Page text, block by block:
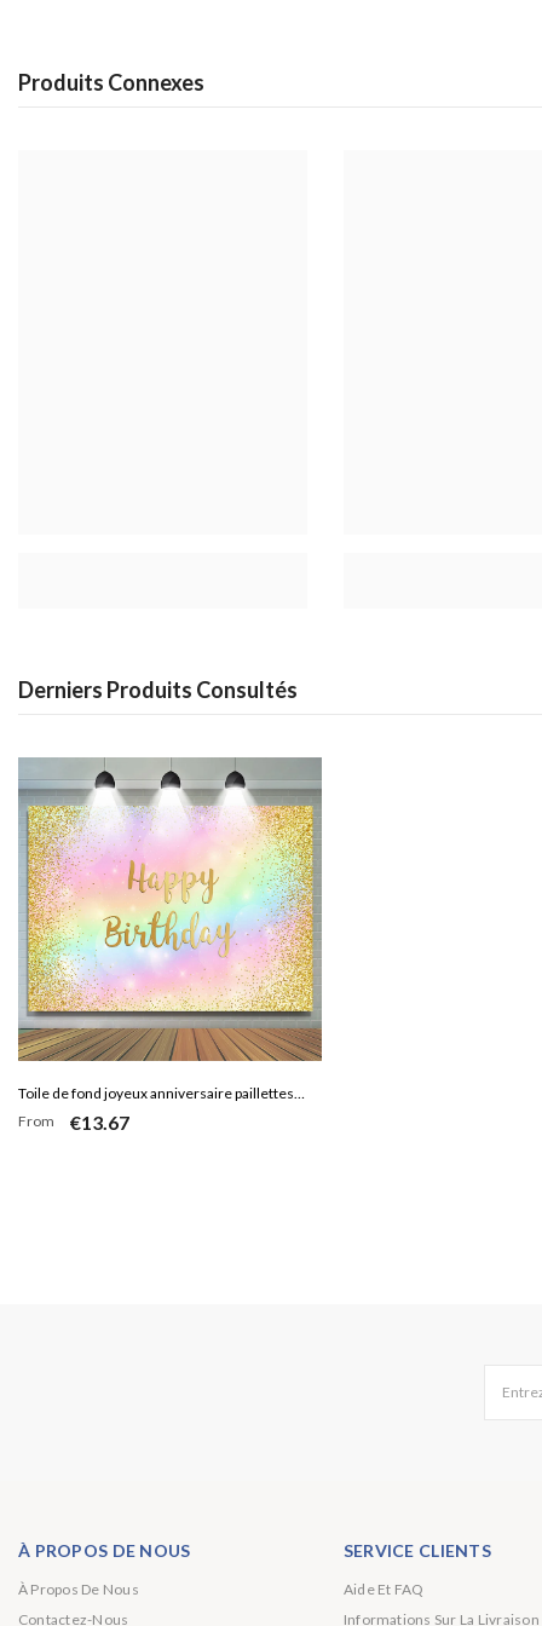
Produits Connexes
Derniers Produits Consultés
Toile de fond joyeux anniversaire paillettes
dorées colorées pour fille
From €13.67
À PROPOS DE NOUS
À Propos De Nous
Contactez-Nous
SERVICE CLIENTS
Aide Et FAQ
Informations Sur La Livraison